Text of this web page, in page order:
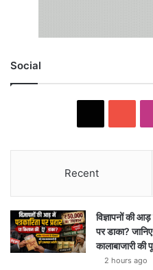
Social
Recent
विज्ञापनों की
पर डाका?
कालाबाजारी की
2 hours ago